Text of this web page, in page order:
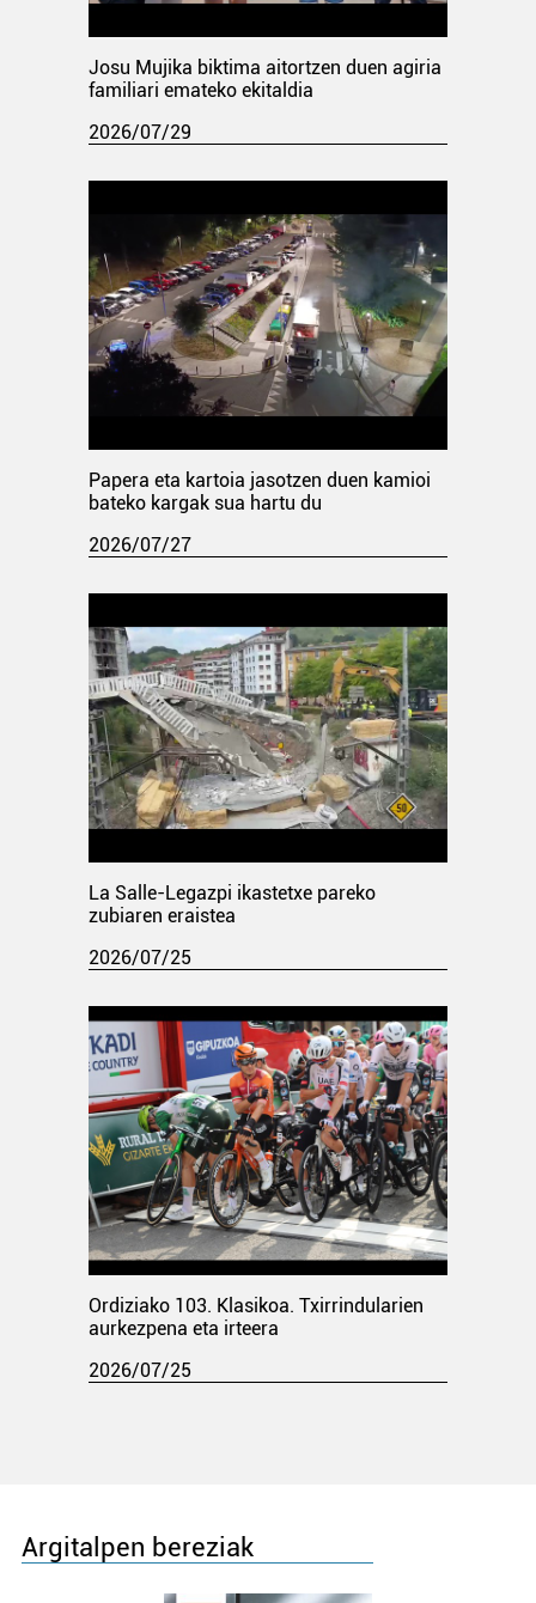
Josu Mujika biktima aitortzen duen agiria
familiari emateko ekitaldia
2026/07/29
Papera eta kartoia jasotzen duen kamioi
bateko kargak sua hartu du
2026/07/27
La Salle-Legazpi ikastetxe pareko
zubiaren eraistea
2026/07/25
Ordiziako 103. Klasikoa. Txirrindularien
aurkezpena eta irteera
2026/07/25
Argitalpen bereziak